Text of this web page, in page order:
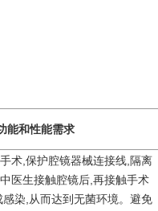
能和性能需求
术,保护腔镜器械连接线,隔离
医生接触腔镜后,再接触手术
染,从而达到无菌环境。避免